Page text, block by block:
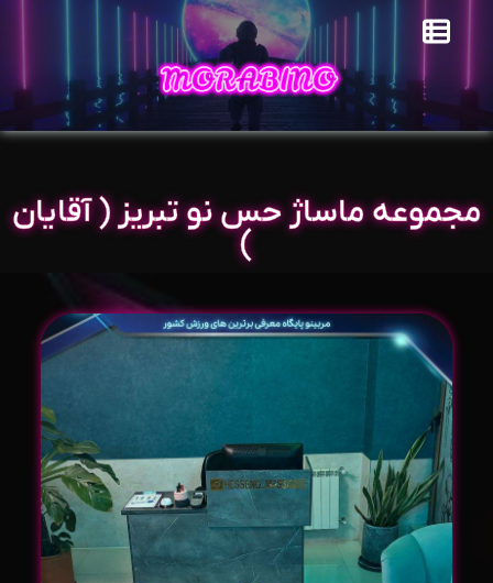
مجموعه ماساژ حس نو تبریز ( آقایان
)